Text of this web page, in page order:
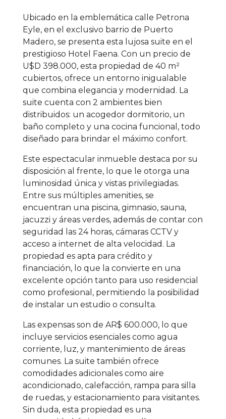
Ubicado en la emblemática calle Petrona
Eyle, en el exclusivo barrio de Puerto
Madero, se presenta esta lujosa suite en el
prestigioso Hotel Faena. Con un precio de
U$D 398.000, esta propiedad de 40 m²
cubiertos, ofrece un entorno inigualable
que combina elegancia y modernidad. La
suite cuenta con 2 ambientes bien
distribuidos: un acogedor dormitorio, un
baño completo y una cocina funcional, todo
diseñado para brindar el máximo confort.
Este espectacular inmueble destaca por su
disposición al frente, lo que le otorga una
luminosidad única y vistas privilegiadas.
Entre sus múltiples amenities, se
encuentran una piscina, gimnasio, sauna,
jacuzzi y áreas verdes, además de contar con
seguridad las 24 horas, cámaras CCTV y
acceso a internet de alta velocidad. La
propiedad es apta para crédito y
financiación, lo que la convierte en una
excelente opción tanto para uso residencial
como profesional, permitiendo la posibilidad
de instalar un estudio o consulta.
Las expensas son de AR$ 600.000, lo que
incluye servicios esenciales como agua
corriente, luz, y mantenimiento de áreas
comunes. La suite también ofrece
comodidades adicionales como aire
acondicionado, calefacción, rampa para silla
de ruedas, y estacionamiento para visitantes.
Sin duda, esta propiedad es una